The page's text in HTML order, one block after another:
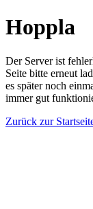
Hoppla
Der Server ist
Seite bitte erneut
es später noch
immer gut
Zurück zur